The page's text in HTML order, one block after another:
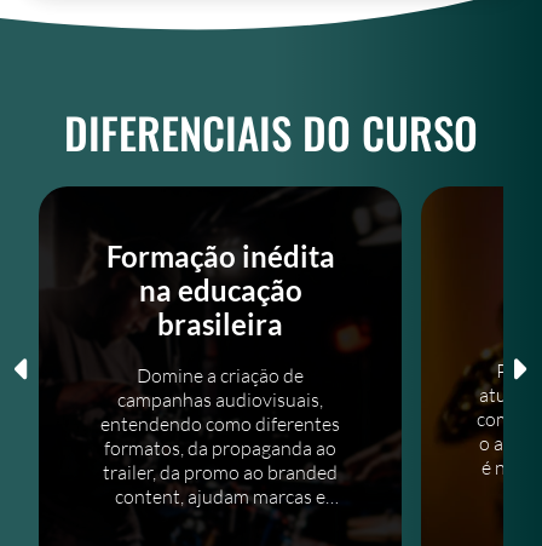
DIFERENCIAIS DO CURSO
Formação inédita
na educação
brasileira
Domine a criação de
campanhas audiovisuais,
entendendo como diferentes
formatos, da propaganda ao
trailer, da promo ao branded
content, ajudam marcas e
conteúdos a encontrarem seu
o
é